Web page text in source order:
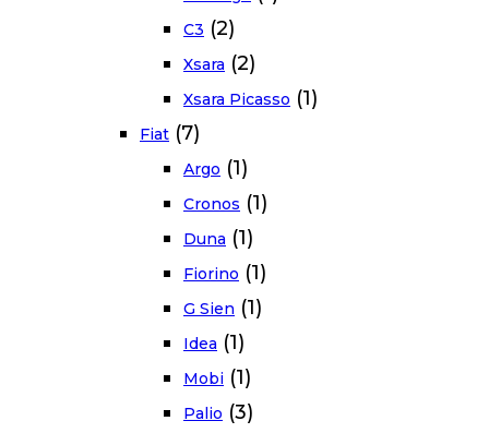
C3 (2)
Xsara (2)
Xsara Picasso (1)
Fiat (7)
Argo (1)
Cronos (1)
Duna (1)
Fiorino (1)
G Sien (1)
Idea (1)
Mobi (1)
Palio (3)